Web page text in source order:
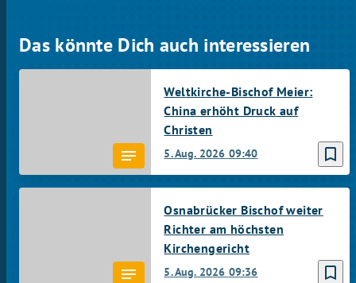
Das könnte Dich auch interessieren
bookmark_border
5. Aug. 2026 09:40
Weltkirche-Bischof Meier:
China erhöht Druck auf
Christen
bookmark_border
5. Aug. 2026 09:36
Osnabrücker Bischof weiter
Richter am höchsten
Kirchengericht